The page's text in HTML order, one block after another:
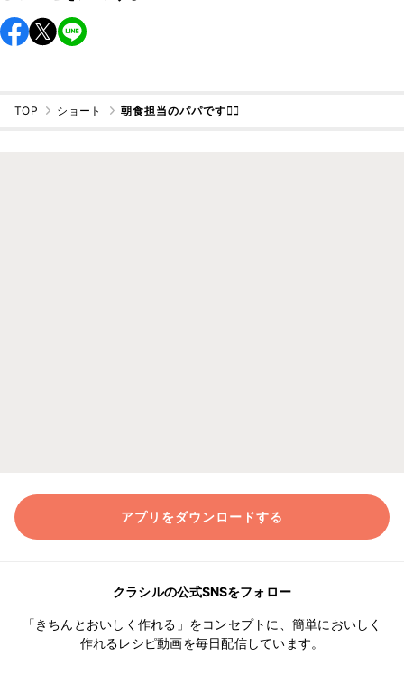
TOP ショート 朝食担当のパパです🙋‍♂️
アプリをダウンロードする
クラシルの公式SNSをフォロー
「きちんとおいしく作れる」をコンセプトに、簡単においしく
作れるレシピ動画を毎日配信しています。